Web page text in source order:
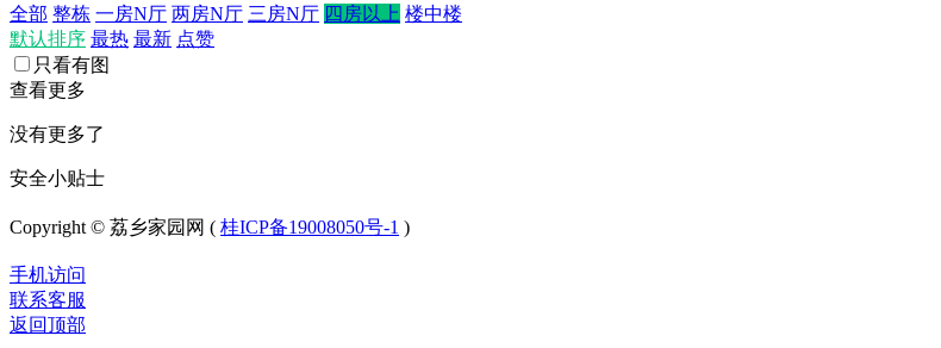
全部 整栋 一房N厅 两房N厅 三房N厅 四房以上 楼中楼
默认排序 最热 最新 点赞
只看有图
查看更多
没有更多了
安全小贴士
Copyright © 荔乡家园网 ( 桂ICP备19008050号-1 )
手机访问
联系客服
返回顶部